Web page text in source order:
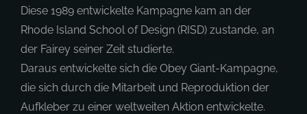
Diese 1989 entwickelte Kampagne kam an der
Rhode Island School of Design (RISD) zustande, an
der Fairey seiner Zeit studierte.
Daraus entwickelte sich die Obey Giant-Kampagne,
die sich durch die Mitarbeit und Reproduktion der
Aufkleber zu einer weltweiten Aktion entwickelte.